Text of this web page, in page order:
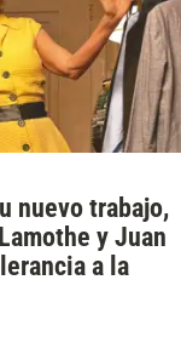
nuevo trabajo,
y Juan
a la